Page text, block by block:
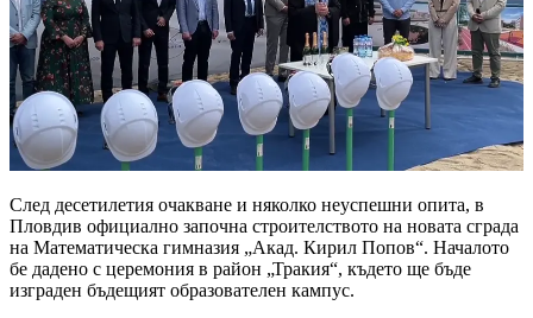
След десетилетия очакване и няколко неуспешни опита, в
Пловдив официално започна строителството на новата сграда
на Математическа гимназия „Акад. Кирил Попов“. Началото
бе дадено с церемония в район „Тракия“, където ще бъде
изграден бъдещият образователен кампус.